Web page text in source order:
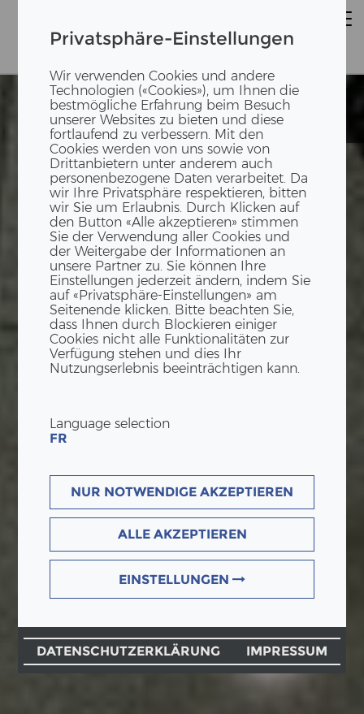
Privatsphäre-Einstellungen
Wir verwenden Cookies und andere
Technologien («Cookies»), um Ihnen die
bestmögliche Erfahrung beim Besuch
unserer Websites zu bieten und diese
fortlaufend zu verbessern. Mit den
Cookies werden von uns sowie von
Drittanbietern unter anderem auch
personenbezogene Daten verarbeitet. Da
wir Ihre Privatsphäre respektieren, bitten
wir Sie um Erlaubnis. Durch Klicken auf
den Button «Alle akzeptieren» stimmen
Sie der Verwendung aller Cookies und
der Weitergabe der Informationen an
unsere Partner zu. Sie können Ihre
Einstellungen jederzeit ändern, indem Sie
auf «Privatsphäre-Einstellungen» am
Seitenende klicken. Bitte beachten Sie,
dass Ihnen durch Blockieren einiger
Cookies nicht alle Funktionalitäten zur
Verfügung stehen und dies Ihr
Nutzungserlebnis beeinträchtigen kann.
Language selection
FR
NUR NOTWENDIGE AKZEPTIEREN
ALLE AKZEPTIEREN
EINSTELLUNGEN
DATENSCHUTZERKLÄRUNG IMPRESSUM
Mieterausbau
Kalaidos
Mieterausbau
Kalaidos